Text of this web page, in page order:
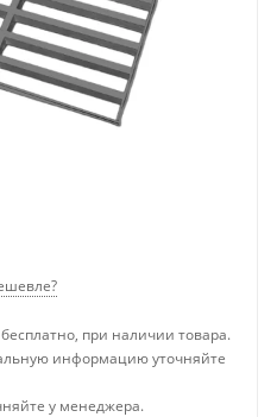
при наличии товара.
информацию уточняйте
у менеджера.